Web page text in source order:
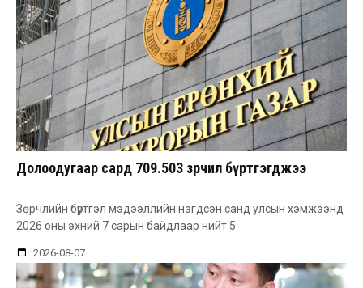
Долоодугаар сард 709.503 зөрчил бүртгэгджээ
Зөрчлийн бүртгэл мэдээллийн нэгдсэн санд улсын хэмжээнд
2026 оны эхний 7 сарын байдлаар нийт 5
2026-08-07